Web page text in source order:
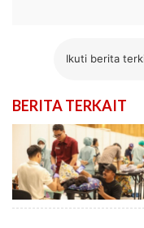
Ikuti berita
BERITA TERKAIT